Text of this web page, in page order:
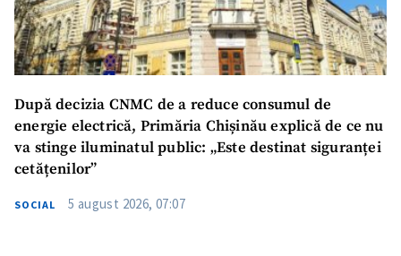
După decizia CNMC de a reduce consumul de
energie electrică, Primăria Chișinău explică de ce nu
va stinge iluminatul public: „Este destinat siguranței
cetățenilor”
SOCIAL 5 august 2026, 07:07